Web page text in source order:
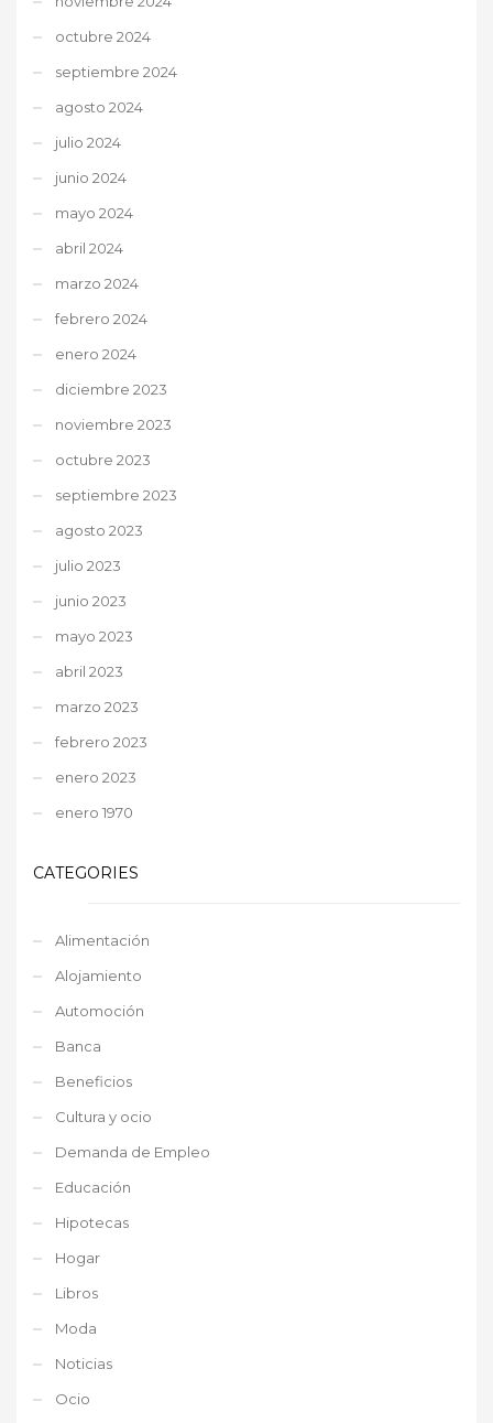
octubre 2024
septiembre 2024
agosto 2024
julio 2024
junio 2024
mayo 2024
abril 2024
marzo 2024
febrero 2024
enero 2024
diciembre 2023
noviembre 2023
octubre 2023
septiembre 2023
agosto 2023
julio 2023
junio 2023
mayo 2023
abril 2023
marzo 2023
febrero 2023
enero 2023
enero 1970
CATEGORIES
Alimentación
Alojamiento
Automoción
Banca
Beneficios
Cultura y ocio
Demanda de Empleo
Educación
Hipotecas
Hogar
Libros
Moda
Noticias
Ocio